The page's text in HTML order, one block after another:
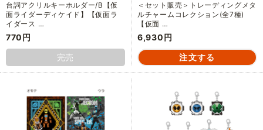
台詞アクリルキーホルダー/B【仮
面ライダーディケイド】【仮面ラ
イダース …
770円
完売
＜セット販売＞トレーディングメタ
ルチャームコレクション(全7種)
【仮面 …
6,930円